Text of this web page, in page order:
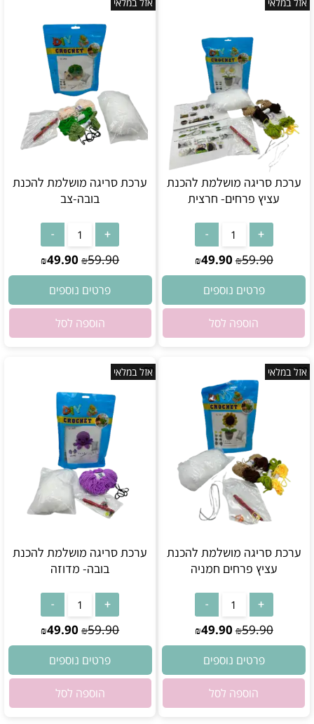
ערכת סריגה מושלמת להכנת
עציץ פרחים- חרצית
₪59.90
₪49.90
פרטים נוספים
הוספה לסל
ערכת סריגה מושלמת להכנת
בובה-צב
₪59.90
₪49.90
פרטים נוספים
הוספה לסל
אזל במלאי
ערכת סריגה מושלמת להכנת
עציץ פרחים חמניה
₪59.90
₪49.90
פרטים נוספים
הוספה לסל
אזל במלאי
ערכת סריגה מושלמת להכנת
בובה- מדוזה
₪59.90
₪49.90
פרטים נוספים
הוספה לסל